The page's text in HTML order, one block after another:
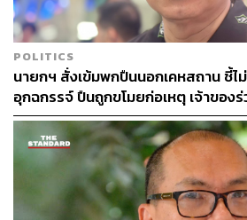
ABOUT THE
วิโรจน์ เลิศจิตต์ธ
Senior Content
THE STANDARD
POLITICS
นายกฯ สั่งเข้มพกปืนนอกเคหสถาน ชี้ไ
อุกฉกรรจ์ ปืนถูกขโมยก่อเหตุ เจ้าของ